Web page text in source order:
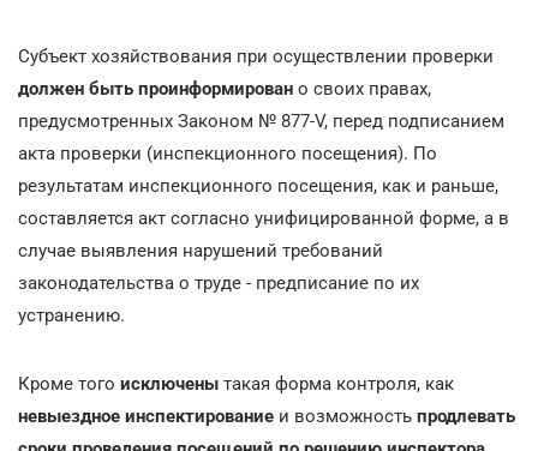
Субъект хозяйствования при осуществлении проверки
должен быть проинформирован о своих правах,
предусмотренных Законом № 877-V, перед подписанием
акта проверки (инспекционного посещения). По
результатам инспекционного посещения, как и раньше,
составляется акт согласно унифицированной форме, а в
случае выявления нарушений требований
законодательства о труде - предписание по их
устранению.
Кроме того исключены такая форма контроля, как
невыездное инспектирование и возможность продлевать